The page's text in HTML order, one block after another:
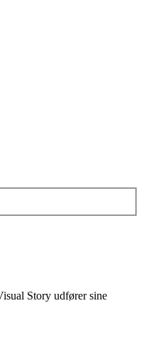
Story udfører sine